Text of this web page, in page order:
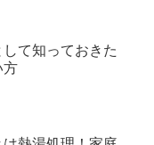
て知っておきた
方